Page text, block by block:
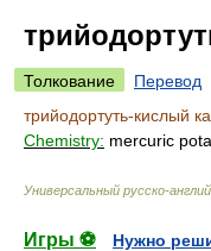
Толкование
Перевод
трийодортуть-кислый
Chemistry: mercuric
Универсальный русско-
Игры ⚽
Нужно